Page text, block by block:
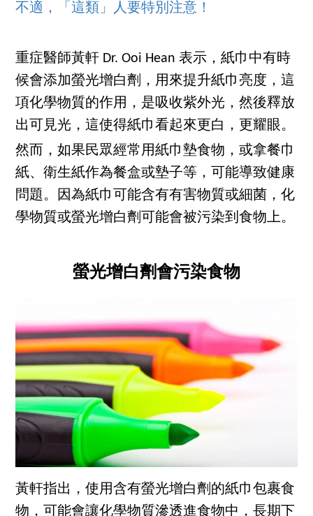
不適，「這類」人要特別注意！
重症醫師黃軒 Dr. Ooi Hean 表示，紙巾中有時
候會添加螢光增白劑，用來提升紙巾亮度，這
項化學物質的作用，是吸收紫外光，然後釋放
出可見光，這使得紙巾看起來更白，更耀眼。
然而，如果民眾經常用紙巾墊食物，或拿餐巾
紙、衛生紙作為餐盒或墊子等，可能導致健康
問題。因為紙巾可能含有有害物質或細菌，化
學物質或螢光增白劑可能會被污染到食物上。
螢光增白劑會污染食物
黃軒指出，使用含有螢光增白劑的紙巾包裹食
物，可能會讓化學物質滲透進食物中，長期下